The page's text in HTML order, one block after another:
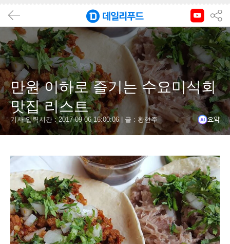
만원 이하로 즐기는 수요미식회
맛집 리스트
기사 입력시간 : 2017-09-06 16:00:06 | 글 : 황현주 요약
요
결
수요
소
'
'비
#수